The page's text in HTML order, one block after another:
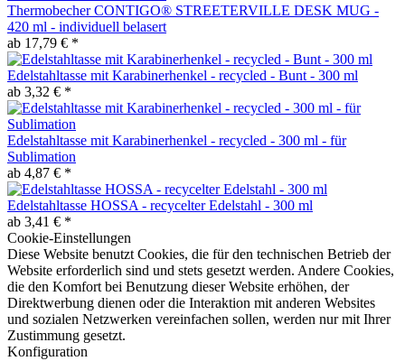
Thermobecher CONTIGO® STREETERVILLE DESK MUG -
420 ml - individuell belasert
ab 17,79 € *
Edelstahltasse mit Karabinerhenkel - recycled - Bunt - 300 ml
ab 3,32 € *
Edelstahltasse mit Karabinerhenkel - recycled - 300 ml - für
Sublimation
ab 4,87 € *
Edelstahltasse HOSSA - recycelter Edelstahl - 300 ml
ab 3,41 € *
Cookie-Einstellungen
Diese Website benutzt Cookies, die für den technischen Betrieb der
Website erforderlich sind und stets gesetzt werden. Andere Cookies,
die den Komfort bei Benutzung dieser Website erhöhen, der
Direktwerbung dienen oder die Interaktion mit anderen Websites
und sozialen Netzwerken vereinfachen sollen, werden nur mit Ihrer
Zustimmung gesetzt.
Konfiguration